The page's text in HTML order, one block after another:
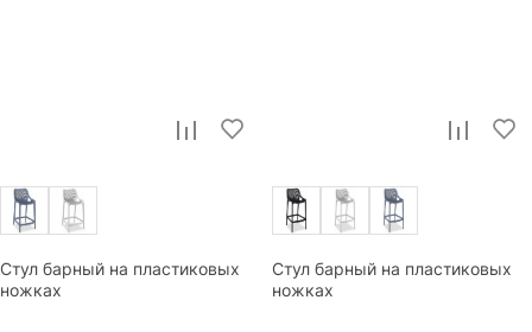
Стул барный на пластиковых
ножках
Стул барный на пластиковых
ножках